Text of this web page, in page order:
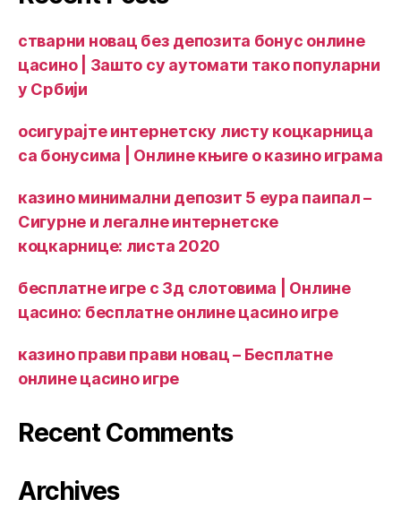
стварни новац без депозита бонус онлине
цасино | Зашто су аутомати тако популарни
у Србији
осигурајте интернетску листу коцкарница
са бонусима | Онлине књиге о казино играма
казино минимални депозит 5 еура паипал –
Сигурне и легалне интернетске
коцкарнице: листа 2020
бесплатне игре с 3д слотовима | Онлине
цасино: бесплатне онлине цасино игре
казино прави прави новац – Бесплатне
онлине цасино игре
Recent Comments
Archives